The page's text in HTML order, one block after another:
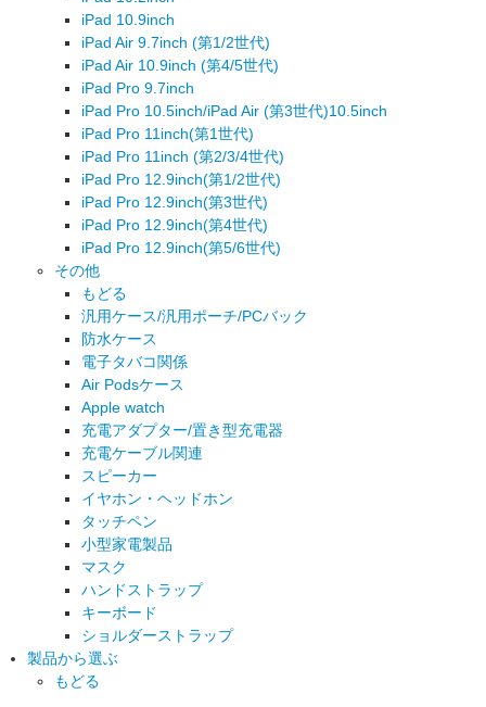
iPad 10.9inch
iPad Air 9.7inch (第1/2世代)
iPad Air 10.9inch (第4/5世代)
iPad Pro 9.7inch
iPad Pro 10.5inch/iPad Air (第3世代)10.5inch
iPad Pro 11inch(第1世代)
iPad Pro 11inch (第2/3/4世代)
iPad Pro 12.9inch(第1/2世代)
iPad Pro 12.9inch(第3世代)
iPad Pro 12.9inch(第4世代)
iPad Pro 12.9inch(第5/6世代)
その他
もどる
汎用ケース/汎用ポーチ/PCバック
防水ケース
電子タバコ関係
Air Podsケース
Apple watch
充電アダプター/置き型充電器
充電ケーブル関連
スピーカー
イヤホン・ヘッドホン
タッチペン
小型家電製品
マスク
ハンドストラップ
キーボード
ショルダーストラップ
製品から選ぶ
もどる